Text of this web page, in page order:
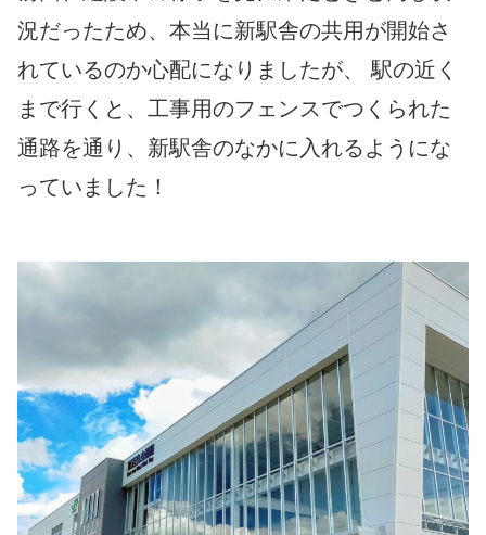
況だったため、本当に新駅舎の共用が開始さ
れているのか心配になりましたが、 駅の近く
まで行くと、工事用のフェンスでつくられた
通路を通り、新駅舎のなかに入れるようにな
っていました！